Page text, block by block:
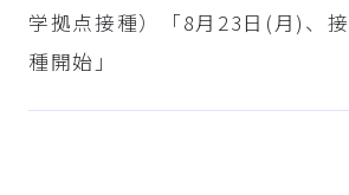
学拠点接種）「8月23日(月)、接
種開始」